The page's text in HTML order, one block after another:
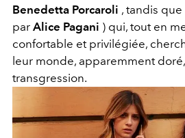
Benedetta Porcaroli , tandis que
par Alice Pagani ) qui, tout en
confortable et privilégiée,
leur monde, apparemment
transgression.